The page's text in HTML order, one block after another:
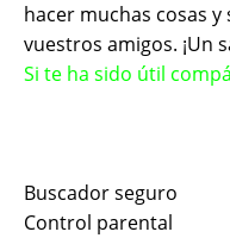
hacer muchas cosas
vuestros amigos. ¡Un
Si te ha sido útil
Buscador seguro
Control parental